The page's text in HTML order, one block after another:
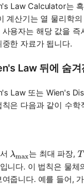
Law Calculator는
계산기는 열 물리학
사용자는 해당 값을
중한 자료가 됩니다.
Law 뒤에 숨겨
Law 또는 Wien's
칙은 다음과 같이 수학
λmax는 최대 파장, T
T
니다. 이 법칙은 물체
여줍니다. 예를 들어,